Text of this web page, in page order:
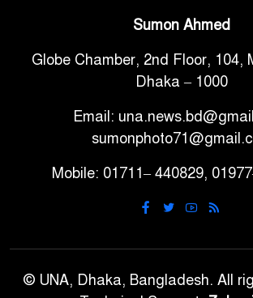
গাড়ি বিক্রির পর
পরিবর্তনে কঠোর
আ.লীগ ও
নাহিদ
ঢাবিতে মাথায়
Sumon Ahmed
Globe Chamber, 2nd Floor, 104,
Dhaka – 1000
Email:
Mobile: 01711– 440829,
© UNA, Dhaka, Bangladesh. All